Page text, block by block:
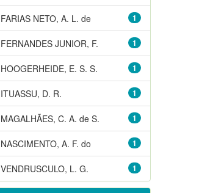
1
FARIAS NETO, A. L. de
1
FERNANDES JUNIOR, F.
1
HOOGERHEIDE, E. S. S.
1
ITUASSU, D. R.
1
MAGALHÃES, C. A. de S.
1
NASCIMENTO, A. F. do
1
VENDRUSCULO, L. G.